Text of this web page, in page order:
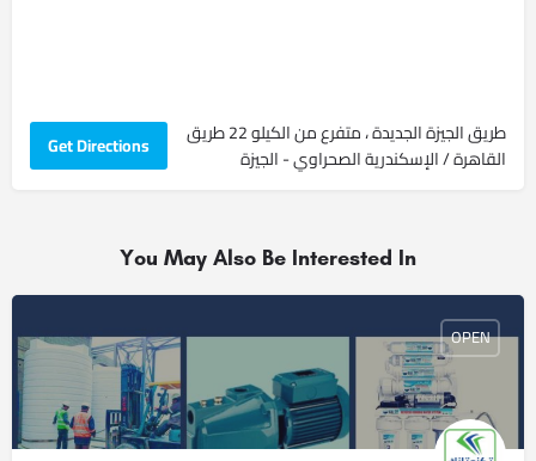
طريق الجيزة الجديدة ، متفرع من الكيلو 22 طريق
القاهرة / الإسكندرية الصحراوي - الجيزة
Get Directions
You May Also Be Interested In
OPEN